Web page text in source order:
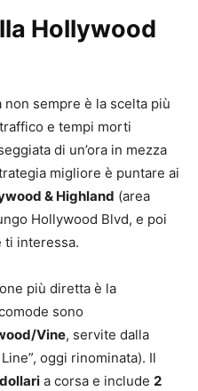
Hollywood
sempre è la scelta più
e tempi morti
di un’ora in mezza
migliore è puntare ai
& Highland (area
Hollywood Blvd, e poi
ti interessa.
più diretta è la
sono
Vine, servite dalla
oggi rinominata). Il
a corsa e include 2